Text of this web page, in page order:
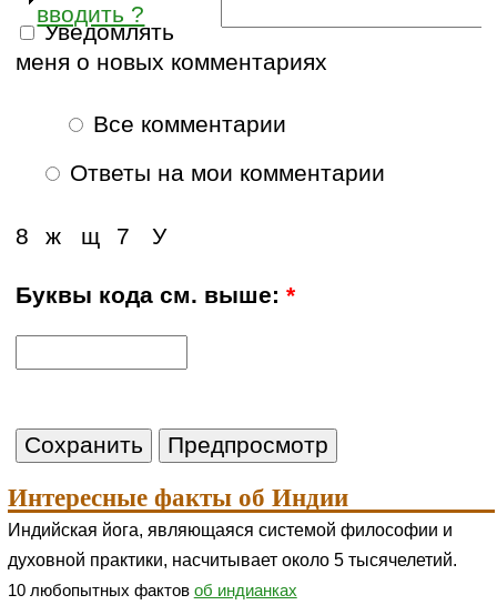
вводить ?
Уведомлять
меня о новых комментариях
Все комментарии
Ответы на мои комментарии
8 7
щ
ж У
Буквы кода см. выше:*
Интересные факты об Индии
Индийская йога, являющаяся системой философии и
духовной практики, насчитывает около 5 тысячелетий.
10 любопытных фактов об индианках